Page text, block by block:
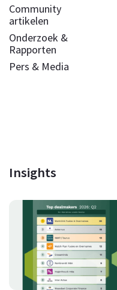
Community
artikelen
Onderzoek &
Rapporten
Pers & Media
Insights